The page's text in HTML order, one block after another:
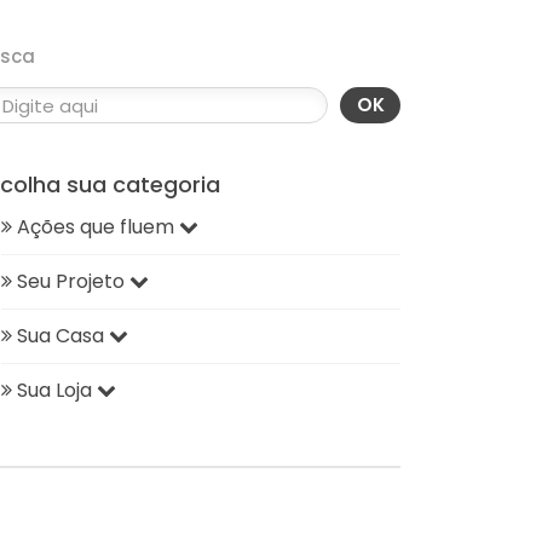
OK
sua categoria
Ações que fluem
Seu Projeto
Sua Casa
Sua Loja